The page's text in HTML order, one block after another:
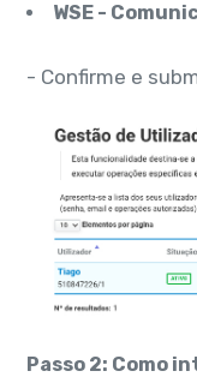
WSE -
- Confirme e
Passo 2: Como